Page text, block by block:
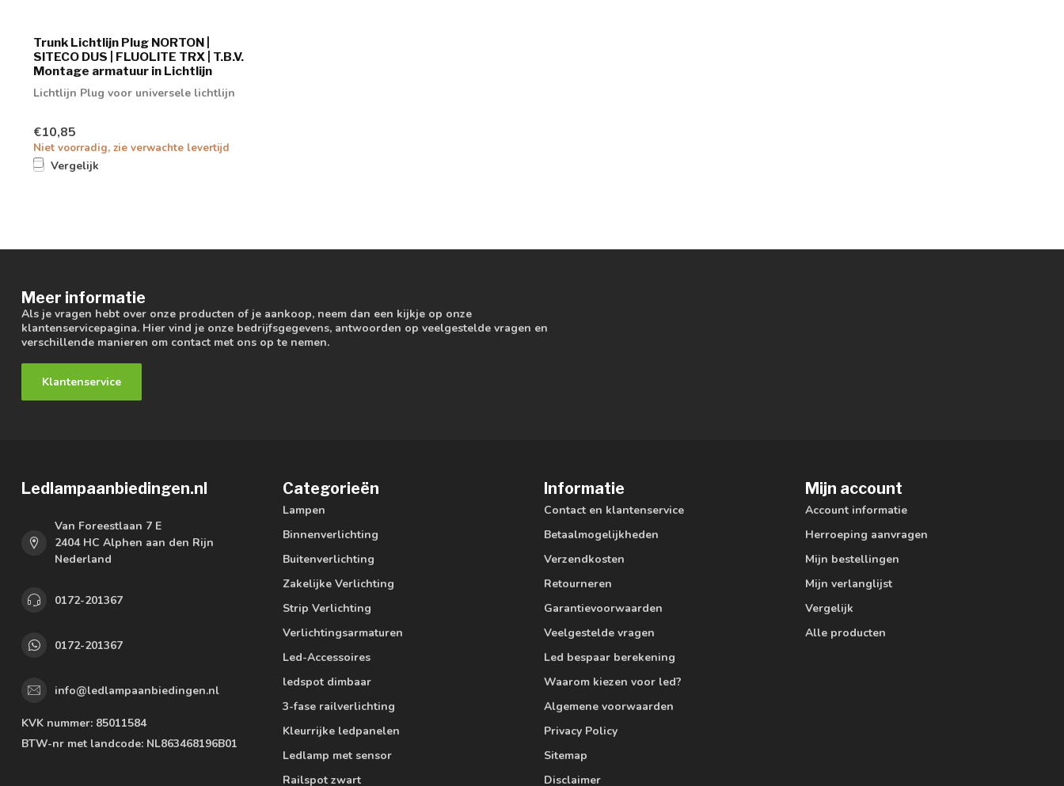
Trunk Lichtlijn Plug NORTON |
SITECO DUS | FLUOLITE TRX | T.B.V.
Montage armatuur in Lichtlijn
Lichtlijn Plug voor universele lichtlijn
€10,85
Niet voorradig, zie verwachte levertijd
Vergelijk
Meer informatie
Als je vragen hebt over onze producten of je aankoop, neem dan een kijkje op onze
klantenservicepagina. Hier vind je onze bedrijfsgegevens, antwoorden op veelgestelde vragen en
verschillende manieren om contact met ons op te nemen.
Klantenservice
Ledlampaanbiedingen.nl
Van Foreestlaan 7 E
2404 HC Alphen aan den Rijn
Nederland
0172-201367
0172-201367
info@ledlampaanbiedingen.nl
KVK nummer: 85011584
BTW-nr met landcode: NL863468196B01
Categorieën
Lampen
Binnenverlichting
Buitenverlichting
Zakelijke Verlichting
Strip Verlichting
Verlichtingsarmaturen
Led-Accessoires
ledspot dimbaar
3-fase railverlichting
Kleurrijke ledpanelen
Ledlamp met sensor
Railspot zwart
Informatie
Contact en klantenservice
Betaalmogelijkheden
Verzendkosten
Retourneren
Garantievoorwaarden
Veelgestelde vragen
Led bespaar berekening
Waarom kiezen voor led?
Algemene voorwaarden
Privacy Policy
Sitemap
Disclaimer
Mijn account
Account informatie
Herroeping aanvragen
Mijn bestellingen
Mijn verlanglijst
Vergelijk
Alle producten